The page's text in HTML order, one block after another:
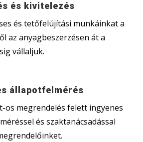
és kivitelezés
és tetőfelújítási munkáinkat a
az anyagbeszerzésen át a
vállaljuk.
állapotfelmérés
os megrendelés felett ingyenes
és szaktanácsadással